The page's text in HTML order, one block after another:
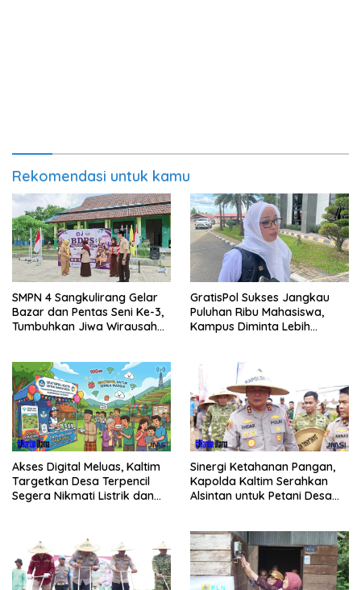
Rekomendasi untuk kamu
SMPN 4 Sangkulirang Gelar
Bazar dan Pentas Seni Ke-3,
Tumbuhkan Jiwa Wirausaha
GratisPol Sukses Jangkau
Puluhan Ribu Mahasiswa,
Kampus Diminta Lebih
Akses Digital Meluas, Kaltim
Targetkan Desa Terpencil
Segera Nikmati Listrik dan
Sinergi Ketahanan Pangan,
Kapolda Kaltim Serahkan
Alsintan untuk Petani Desa